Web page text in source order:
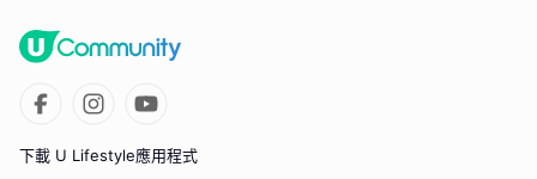
下載 U Lifestyle應用程式